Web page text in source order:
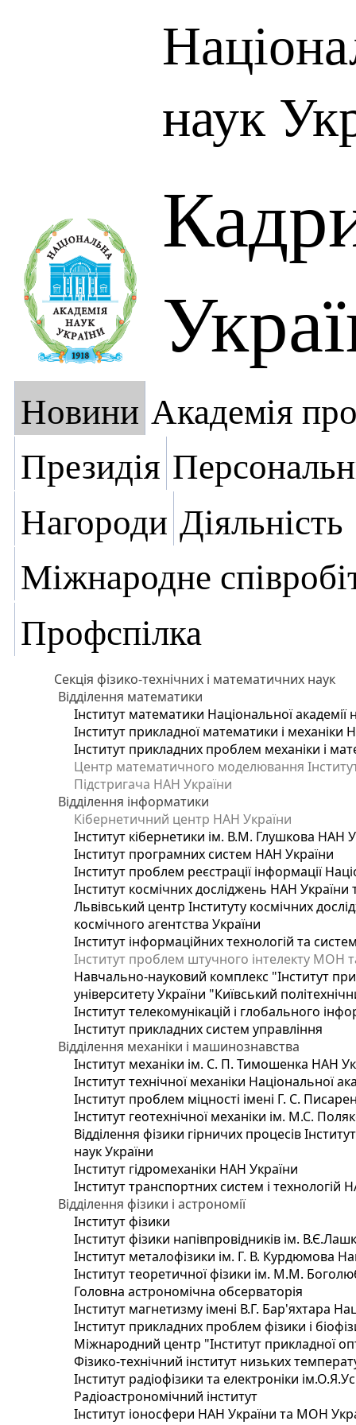
наук
Новини Академія
Президія
Нагороди Діяльність
Міжнародне
Профспілка
Секція фізико-технічних і математичних наук
Відділення математики
Інститут математики Національної академії
Інститут прикладної математики і механіки
Інститут прикладних проблем механіки і
Центр математичного моделювання
Підстригача НАН України
Відділення інформатики
Кібернетичний центр НАН України
Інститут кібернетики ім. В.М. Глушкова НАН
Інститут програмних систем НАН України
Інститут проблем реєстрації інформації
Інститут космічних досліджень НАН України
Львівський центр Інституту космічних
космічного агентства України
Інститут інформаційних технологій та
Інститут проблем штучного інтелекту МОН
Навчально-науковий комплекс "Інститут
університету України "Київський
Інститут телекомунікацій і глобального
Інститут прикладних систем управління
Відділення механіки і машинознавства
Інститут механіки ім. С. П. Тимошенка НАН
Інститут технічної механіки Національної
Інститут проблем міцності імені Г. С.
Інститут геотехнічної механіки ім. М.С.
Відділення фізики гірничих процесів
наук України
Інститут гідромеханіки НАН України
Інститут транспортних систем і технологій
Відділення фізики і астрономії
Інститут фізики
Інститут фізики напівпровідників ім.
Інститут металофізики ім. Г. В. Курдюмова
Інститут теоретичної фізики ім. М.М.
Головна астрономічна обсерваторія
Інститут магнетизму імені В.Г. Бар'яхтара
Інститут прикладних проблем фізики і
Міжнародний центр "Інститут прикладної
Фізико-технічний інститут низьких
Інститут радіофізики та електроніки
Радіоастрономічний інститут
Інститут іоносфери НАН України та МОН